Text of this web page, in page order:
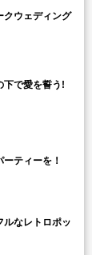
クウェディング
下で愛を誓う!
ティーを！
ルなレトロポッ